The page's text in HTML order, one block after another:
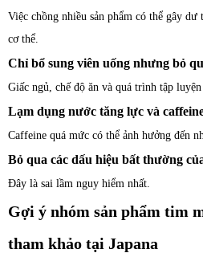
Việc chồng nhiều sản phẩm có thể gây
cơ thể.
Chỉ bổ sung viên uống nhưng bỏ
Giấc ngủ, chế độ ăn và quá trình tập
Lạm dụng nước tăng lực và
Caffeine quá mức có thể ảnh hưởng đến
Bỏ qua các dấu hiệu bất thường
Đây là sai lầm nguy hiểm nhất.
Gợi ý nhóm sản phẩm tim
tham khảo tại Japana